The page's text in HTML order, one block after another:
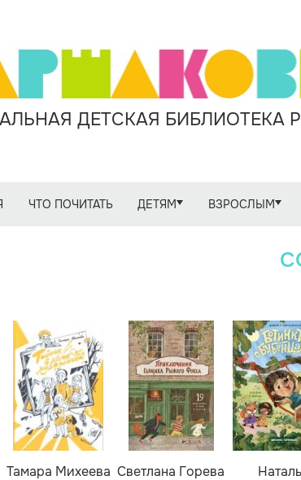
ДЕТСКАЯ БИБЛИОТЕКА
ЧТО ПОЧИТАТЬ ДЕТЯМ ВЗРОСЛЫМ
Тамара Михеева Светлана Горева